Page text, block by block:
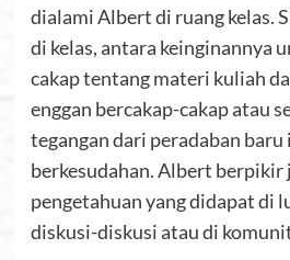
dialami Albert di ruang kelas.
di kelas, antara keinginannya
cakap tentang materi kuliah
enggan bercakap-cakap atau
tegangan dari peradaban baru
berkesudahan. Albert
pengetahuan yang didapat di
diskusi-diskusi atau di